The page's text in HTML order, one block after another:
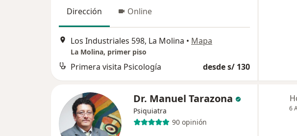
Dirección Online
Los Industriales 598, La Molina • Mapa
La Molina, primer piso
Primera visita Psicología desde s/ 130
Dr. Manuel Tarazona
Psiquiatra
90 opinión
6